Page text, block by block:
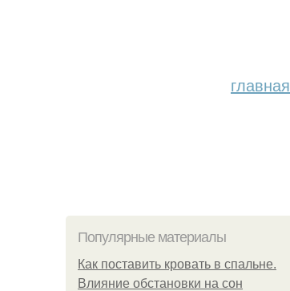
главная
Популярные материалы
Как поставить кровать в спальне.
Влияние обстановки на сон